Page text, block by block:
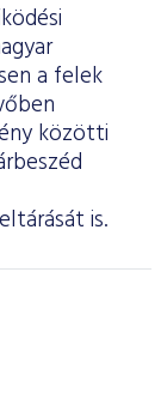
a felek
közötti
is.